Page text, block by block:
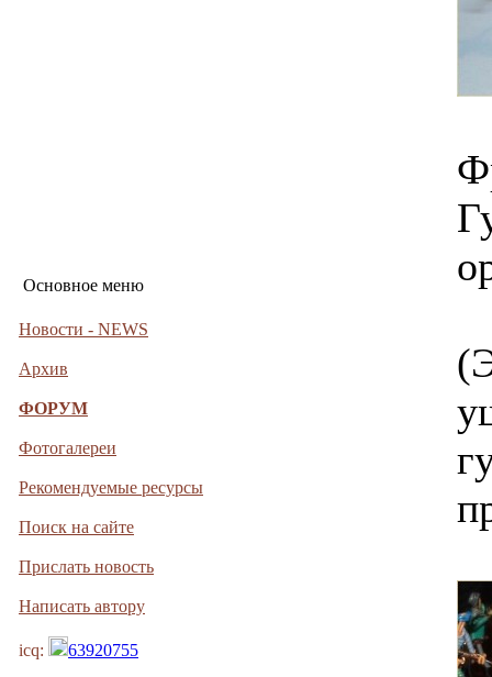
Основное меню
Новости - NEWS
Архив
ФОРУМ
Фотогалереи
Рекомендуемые ресурсы
Поиск на сайте
Прислать новость
Написать автору
icq: 63920755